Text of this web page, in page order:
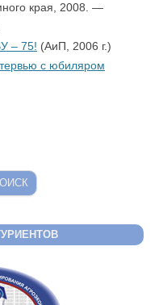
края, 2008. —
– 75! (АиП, 2006 г.)
с юбиляром